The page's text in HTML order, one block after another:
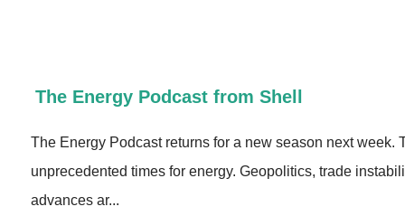
The Energy Podcast from Shell
The Energy Podcast returns for a new season next week.
unprecedented times for energy. Geopolitics, trade
advances ar...